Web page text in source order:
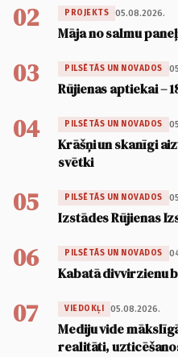
02 PROJEKTS 05.08.2026.
Māja no salmu
03 PILSĒTĀS UN NOVADOS
Rūjienas aptiekai –
04 PILSĒTĀS UN NOVADOS
Krāšņi un skanīgi
svētki
05 PILSĒTĀS UN NOVADOS
Izstādes Rūjienas
06 PILSĒTĀS UN NOVADOS
Kabatā divvirzienu
07 VIEDOKĻI 05.08.2026.
Mediju vide
realitāti,